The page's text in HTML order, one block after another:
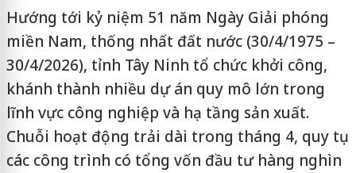
Hướng tới kỷ niệm 51 năm Ngày Giải phóng
miền Nam, thống nhất đất nước (30/4/1975 –
30/4/2026), tỉnh Tây Ninh tổ chức khởi công,
khánh thành nhiều dự án quy mô lớn trong
lĩnh vực công nghiệp và hạ tầng sản xuất.
Chuỗi hoạt động trải dài trong tháng 4, quy tụ
các công trình có tổng vốn đầu tư hàng nghìn